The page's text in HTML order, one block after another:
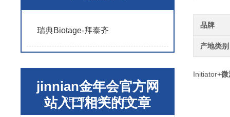
瑞典Biotage-拜泰齐
jinnian金年会官方网
站入口相关的文章
RELATED ARTICLES
品牌
产地类别
Initiator+